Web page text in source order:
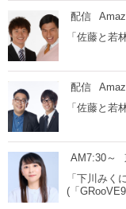
配信
「佐藤と若
配信
「佐藤と若
AM7:30～
「下川みく
(「